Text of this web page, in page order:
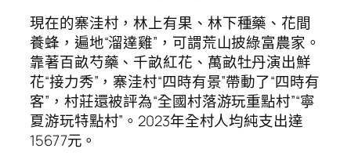
現在的寨洼村，林上有果、林下種藥、花間
養蜂，遍地“溜達雞”，可謂荒山披綠富農家。
靠著百畝芍藥、千畝紅花、萬畝牡丹演出鮮
花“接力秀”，寨洼村“四時有景”帶動了“四時有
客”，村莊還被評為“全國村落游玩重點村”“寧
夏游玩特點村”。2023年全村人均純支出達
15677元。